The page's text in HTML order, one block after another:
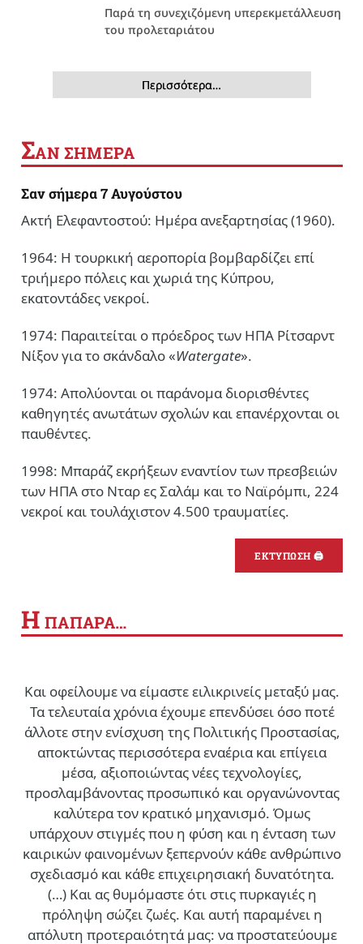
Παρά τη συνεχιζόμενη υπερεκμετάλλευση
του προλεταριάτου
Περισσότερα…
ΣΑΝ ΣΗΜΕΡΑ
Σαν σήμερα 7 Αυγούστου
Ακτή Ελεφαντοστού: Ημέρα ανεξαρτησίας (1960).
1964: Η τουρκική αεροπορία βομβαρδίζει επί
τριήμερο πόλεις και χωριά της Κύπρου,
εκατοντάδες νεκροί.
1974: Παραιτείται ο πρόεδρος των ΗΠΑ Ρίτσαρντ
Νίξον για το σκάνδαλο «Watergate».
1974: Απολύονται οι παράνομα διορισθέντες
καθηγητές ανωτάτων σχολών και επανέρχονται οι
παυθέντες.
1998: Μπαράζ εκρήξεων εναντίον των πρεσβειών
των ΗΠΑ στο Νταρ ες Σαλάμ και το Ναϊρόμπι, 224
νεκροί και τουλάχιστον 4.500 τραυματίες.
ΕΚΤΥΠΩΣΗ 🖨
Η ΠΑΠΑΡΑ…
Και οφείλουμε να είμαστε ειλικρινείς μεταξύ μας.
Τα τελευταία χρόνια έχουμε επενδύσει όσο ποτέ
άλλοτε στην ενίσχυση της Πολιτικής Προστασίας,
αποκτώντας περισσότερα εναέρια και επίγεια
μέσα, αξιοποιώντας νέες τεχνολογίες,
προσλαμβάνοντας προσωπικό και οργανώνοντας
καλύτερα τον κρατικό μηχανισμό. Όμως
υπάρχουν στιγμές που η φύση και η ένταση των
καιρικών φαινομένων ξεπερνούν κάθε ανθρώπινο
σχεδιασμό και κάθε επιχειρησιακή δυνατότητα.
(…) Και ας θυμόμαστε ότι στις πυρκαγιές η
πρόληψη σώζει ζωές. Και αυτή παραμένει η
απόλυτη προτεραιότητά μας: να προστατεύουμε